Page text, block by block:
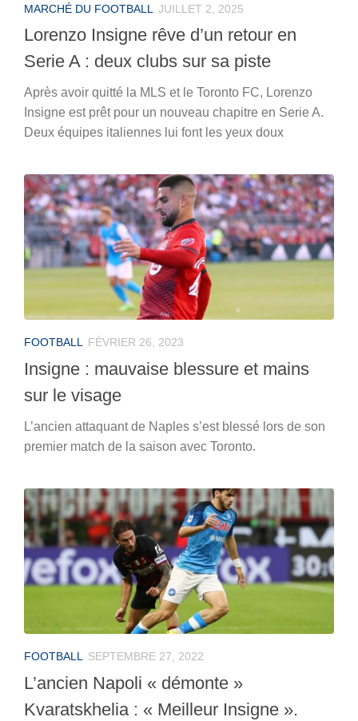
MARCHÉ DU FOOTBALL JUILLET 2, 2025
Lorenzo Insigne rêve d’un retour en
Serie A : deux clubs sur sa piste
Après avoir quitté la MLS et le Toronto FC, Lorenzo
Insigne est prêt pour un nouveau chapitre en Serie A.
Deux équipes italiennes lui font les yeux doux
FOOTBALL FÉVRIER 26, 2023
Insigne : mauvaise blessure et mains
sur le visage
L’ancien attaquant de Naples s’est blessé lors de son
premier match de la saison avec Toronto.
FOOTBALL SEPTEMBRE 27, 2022
L’ancien Napoli « démonte »
Kvaratskhelia : « Meilleur Insigne ».